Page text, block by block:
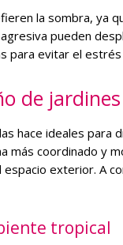
la sombra, ya
pueden
para evitar el
de jardines
hace ideales para
más coordinado y
exterior. A
tropical